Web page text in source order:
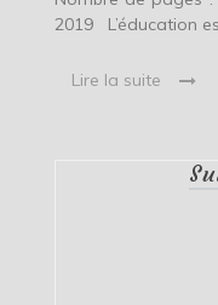
2019 L’éducation
Lire la suite